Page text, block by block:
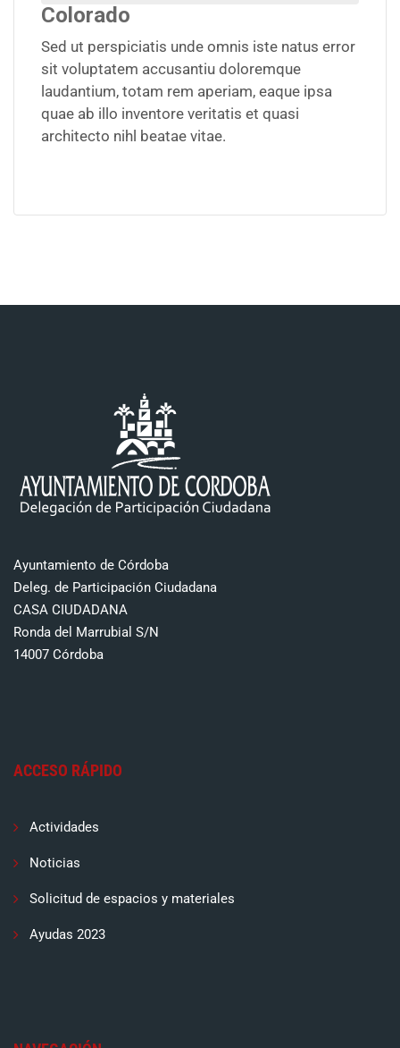
Colorado
Sed ut perspiciatis unde omnis iste natus error
sit voluptatem accusantiu doloremque
laudantium, totam rem aperiam, eaque ipsa
quae ab illo inventore veritatis et quasi
architecto nihl beatae vitae.
Ayuntamiento de Córdoba
Deleg. de Participación Ciudadana
CASA CIUDADANA
Ronda del Marrubial S/N
14007 Córdoba
ACCESO RÁPIDO
Actividades
Noticias
Solicitud de espacios y materiales
Ayudas 2023